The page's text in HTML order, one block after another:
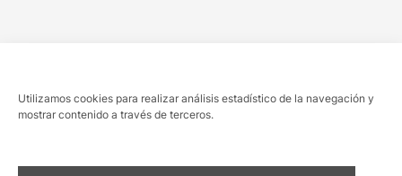
Utilizamos cookies para realizar análisis estadístico de la navegación y
mostrar contenido a través de terceros.